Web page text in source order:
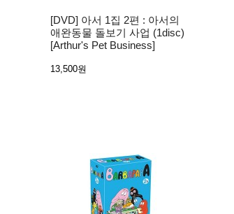
[DVD] 아서 1집 2편 : 아서의
애완동물 돌보기 사업 (1disc)
[Arthur's Pet Business]
13,500원